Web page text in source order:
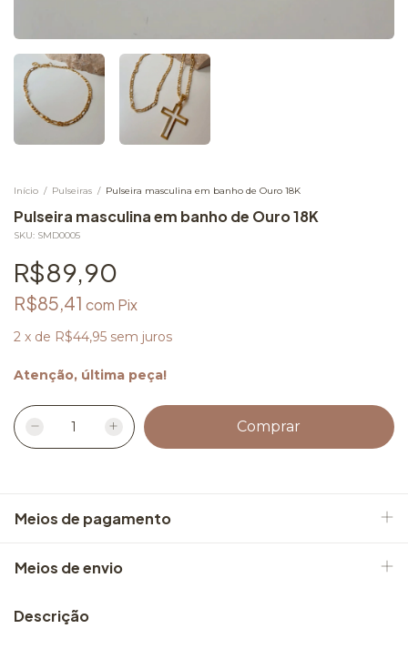
Início / Pulseiras / Pulseira masculina em banho de Ouro 18K
Pulseira masculina em banho de Ouro 18K
SKU: SMD0005
R$89,90
R$85,41 com Pix
2 x de R$44,95 sem juros
Atenção, última peça!
Meios de pagamento
Meios de envio
Descrição